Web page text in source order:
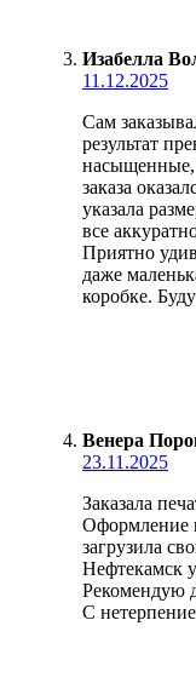
Изабелла
11.12.2025
Сам
результат
насыщенные,
заказа
указала
все
Приятно
даже
коробке.
Венера
23.11.2025
Заказала
Оформление
загрузила
Нефтекамск
Рекомендую
С